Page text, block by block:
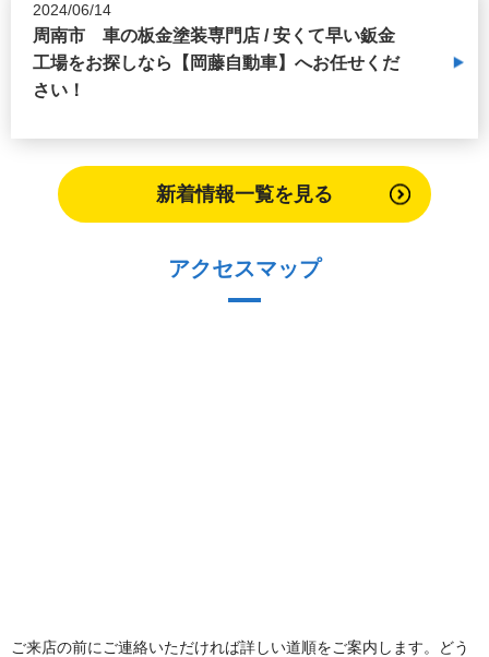
2024/06/14
周南市 車の板金塗装専門店 / 安くて早い鈑金
工場をお探しなら【岡藤自動車】へお任せくだ
さい！
新着情報一覧を見る
アクセスマップ
ご来店の前にご連絡いただければ詳しい道順をご案内します。どう